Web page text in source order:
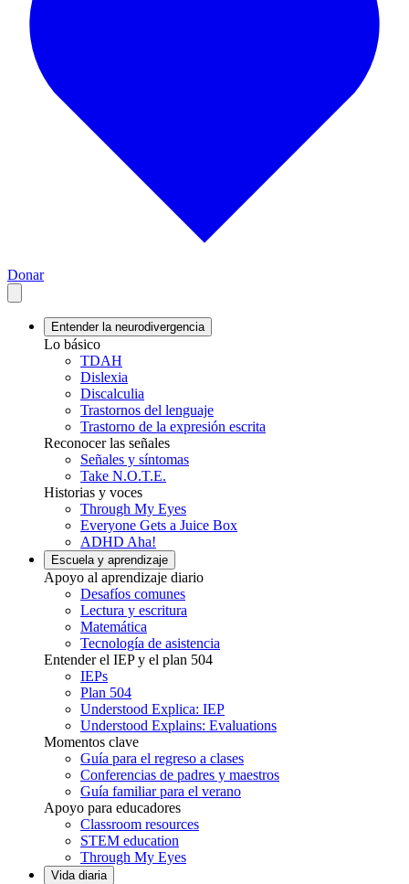
Donar
Entender la neurodivergencia
Lo básico
TDAH
Dislexia
Discalculia
Trastornos del lenguaje
Trastorno de la expresión escrita
Reconocer las señales
Señales y síntomas
Take N.O.T.E.
Historias y voces
Through My Eyes
Everyone Gets a Juice Box
ADHD Aha!
Escuela y aprendizaje
Apoyo al aprendizaje diario
Desafíos comunes
Lectura y escritura
Matemática
Tecnología de asistencia
Entender el IEP y el plan 504
IEPs
Plan 504
Understood Explica: IEP
Understood Explains: Evaluations
Momentos clave
Guía para el regreso a clases
Conferencias de padres y maestros
Guía familiar para el verano
Apoyo para educadores
Classroom resources
STEM education
Through My Eyes
Vida diaria